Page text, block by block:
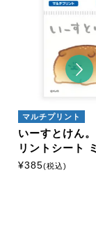
マルチプリント
いーすとけん
リントシート
¥385(税込)